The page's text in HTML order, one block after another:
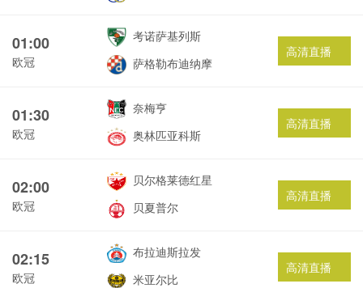
01:00
欧冠
考诺萨基列斯
萨格勒布迪纳摩
高清直播
01:30
欧冠
奈梅亨
奥林匹亚科斯
高清直播
02:00
欧冠
贝尔格莱德红星
贝夏普尔
高清直播
02:15
欧冠
布拉迪斯拉发
米亚尔比
高清直播